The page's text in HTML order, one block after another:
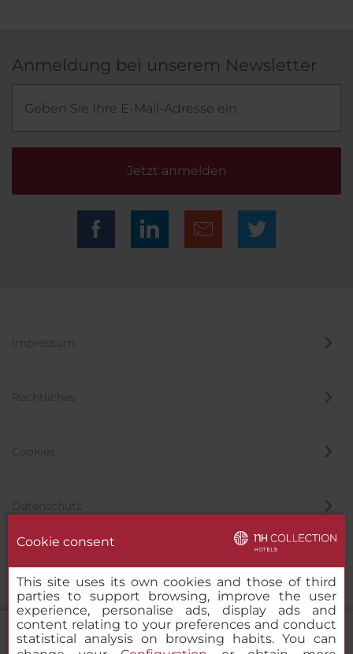
Anmeldung bei unserem Newsletter
Jetzt anmelden
Impressum
Rechtliches
Cookies
Datenschutz
Cookie consent
This site uses its own cookies and those of third
parties to support browsing, improve the user
experience, personalise ads, display ads and
content relating to your preferences and conduct
statistical analysis on browsing habits. You can